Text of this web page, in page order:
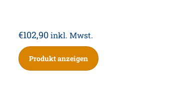
€102,90inkl. Mwst.
Produkt anzeigen